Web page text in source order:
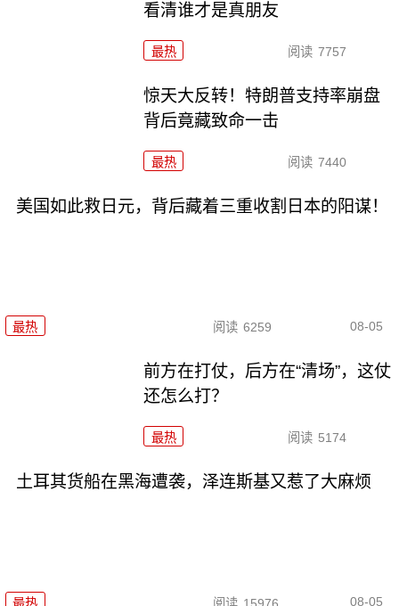
看清谁才是真朋友
最热 阅读 7757
惊天大反转！特朗普支持率崩盘
背后竟藏致命一击
最热 阅读 7440
美国如此救日元，背后藏着三重收割日本的阳谋！
最热 阅读 6259 08-05
前方在打仗，后方在“清场”，这仗
还怎么打？
最热 阅读 5174
土耳其货船在黑海遭袭，泽连斯基又惹了大麻烦
最热 阅读 15976 08-05